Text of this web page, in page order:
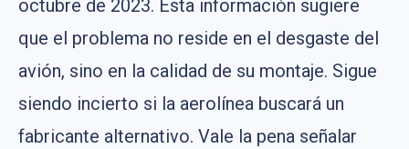
octubre de 2023. Esta información sugiere
que el problema no reside en el desgaste del
avión, sino en la calidad de su montaje. Sigue
siendo incierto si la aerolínea buscará un
fabricante alternativo. Vale la pena señalar